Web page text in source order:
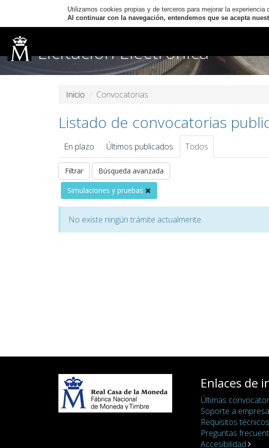
Utilizamos cookies propias y de terceros para mejorar la
Al continuar con la navegación, entendemos que se acepta
Licitación Electrónica
Inicio Convocatorias
Listado de convocatorias
En plazo Últimos publicados Todos
Filtrar Búsqueda avanzada
Simulaciones y pruebas
No existe ningún trámite actualmente.
Enlaces de
Últimas
Soporte a
Requisitos técnicos
Preguntas
Accesibilidad